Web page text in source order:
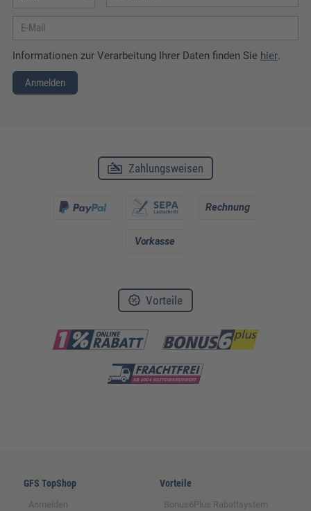
Informationen zur Verarbeitung Ihrer Daten finden Sie hier.
Anmelden
Zahlungsweisen
Vorteile
GFS TopShop
Anmelden
Vorteile
Bonus6Plus Rabattsystem